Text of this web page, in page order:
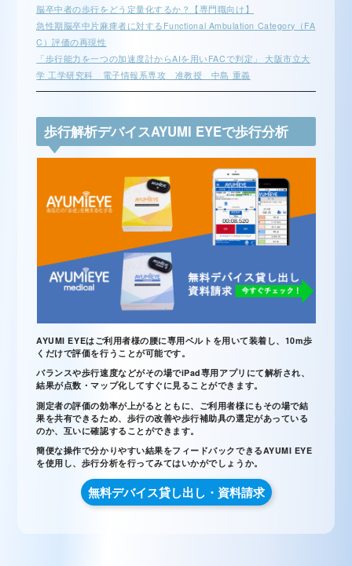
脳卒中者の歩行をどう定量化するか？【専門職向け】
急性期脳卒中片麻痺者に対するFunctional Ambulation Category（FA
C）評価の再現性
「歩行能力を一つの加速度計からAIを用いFACで判定」 大阪市立大
学 工学研究科 電子情報系専攻 准教授 中島 重義
歩行解析デバイスAYUMI EYEで歩行分析
AYUMI EYEはご利用者様の腰に専用ベルトを用いて装着し、10m歩
くだけで評価を行うことが可能です。
バランスや歩行速度などがその場でiPad専用アプリにて解析され、
結果が点数・マップ化してすぐに見ることができます。
測定者の評価の効率が上がるとともに、ご利用者様にもその場で結
果を共有できるため、歩行の改善や歩行補助具の選定があっている
のか、互いに確認することができます。
簡便な操作で分かりやすい結果をフィードバックできるAYUMI EYE
を使用し、歩行分析を行ってみてはいかがでしょうか。
無料デバイス貸し出し・資料請求